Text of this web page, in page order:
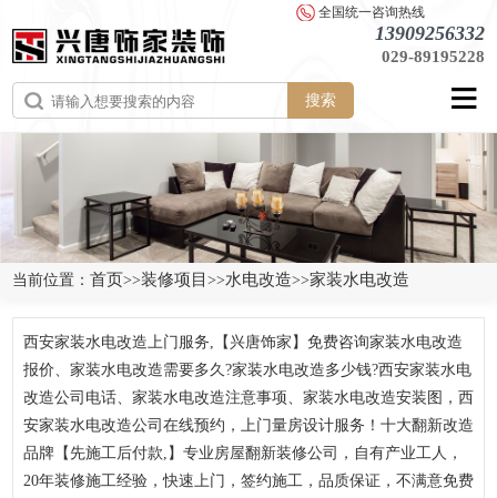
全国统一咨询热线
13909256332
029-89195228
搜索
当前位置：首页>>装修项目>>水电改造>>家装水电改造
西安家装水电改造上门服务,【兴唐饰家】免费咨询家装水电改造
报价、家装水电改造需要多久?家装水电改造多少钱?西安家装水电
改造公司电话、家装水电改造注意事项、家装水电改造安装图，西
安家装水电改造公司在线预约，上门量房设计服务！十大翻新改造
品牌【先施工后付款,】专业房屋翻新装修公司，自有产业工人，
20年装修施工经验，快速上门，签约施工，品质保证，不满意免费